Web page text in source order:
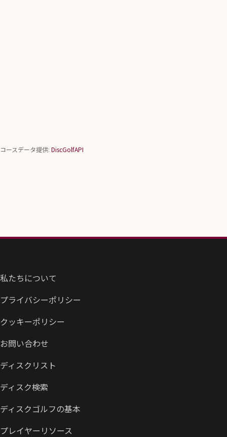
コースデータ提供: DiscGolfAPI
私たちについて
プライバシーポリシー
クッキーポリシー
お問い合わせ
ディスクリスト
ディスク検索
ディスクゴルフの基本
プレイヤーリソース